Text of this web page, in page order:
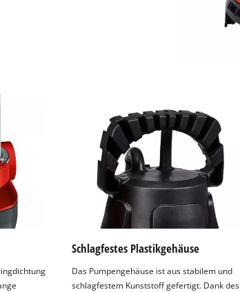
Schlagfestes Plastikgehäuse
Das Pumpengehäuse ist aus stabilem und
schlagfestem Kunststoff gefertigt. Dank des